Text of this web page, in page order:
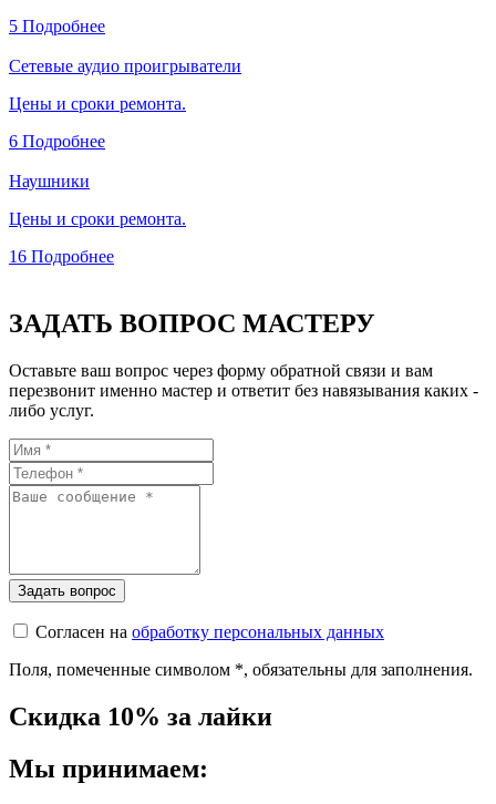
5 Подробнее
Сетевые аудио проигрыватели
Цены и сроки ремонта.
6 Подробнее
Наушники
Цены и сроки ремонта.
16 Подробнее
ЗАДАТЬ ВОПРОС МАСТЕРУ
Оставьте ваш вопрос через форму обратной связи и вам
перезвонит именно мастер и ответит без навязывания каких -
либо услуг.
Согласен на обработку персональных данных
Поля, помеченные символом *, обязательны для заполнения.
Скидка 10% за лайки
Мы принимаем: